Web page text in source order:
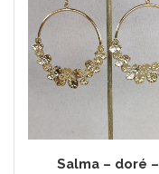
Salma – doré –